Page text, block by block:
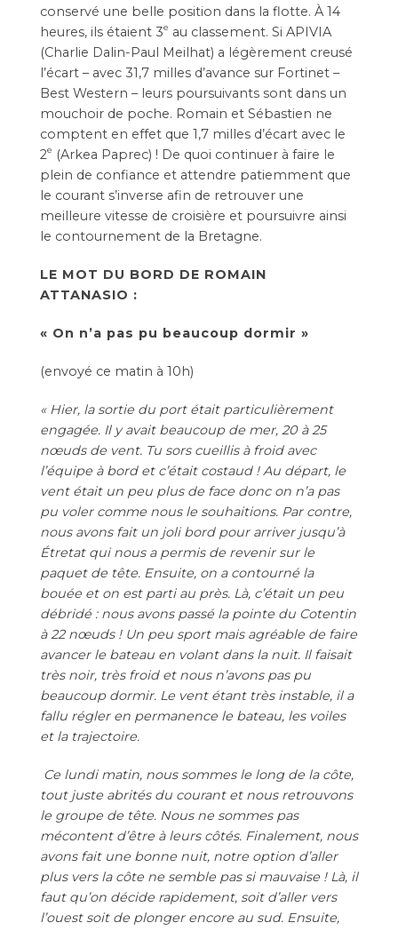
conservé une belle position dans la flotte. À 14
heures, ils étaient 3e au classement. Si APIVIA
(Charlie Dalin-Paul Meilhat) a légèrement creusé
l’écart – avec 31,7 milles d’avance sur Fortinet –
Best Western – leurs poursuivants sont dans un
mouchoir de poche. Romain et Sébastien ne
comptent en effet que 1,7 milles d’écart avec le
2e (Arkea Paprec) ! De quoi continuer à faire le
plein de confiance et attendre patiemment que
le courant s’inverse afin de retrouver une
meilleure vitesse de croisière et poursuivre ainsi
le contournement de la Bretagne.
LE MOT DU BORD DE ROMAIN
ATTANASIO :
« On n’a pas pu beaucoup dormir »
(envoyé ce matin à 10h)
« Hier, la sortie du port était particulièrement
engagée. Il y avait beaucoup de mer, 20 à 25
nœuds de vent. Tu sors cueillis à froid avec
l’équipe à bord et c’était costaud ! Au départ, le
vent était un peu plus de face donc on n’a pas
pu voler comme nous le souhaitions. Par contre,
nous avons fait un joli bord pour arriver jusqu’à
Étretat qui nous a permis de revenir sur le
paquet de tête. Ensuite, on a contourné la
bouée et on est parti au près. Là, c’était un peu
débridé : nous avons passé la pointe du Cotentin
à 22 nœuds ! Un peu sport mais agréable de faire
avancer le bateau en volant dans la nuit. Il faisait
très noir, très froid et nous n’avons pas pu
beaucoup dormir. Le vent étant très instable, il a
fallu régler en permanence le bateau, les voiles
et la trajectoire.
Ce lundi matin, nous sommes le long de la côte,
tout juste abrités du courant et nous retrouvons
le groupe de tête. Nous ne sommes pas
mécontent d’être à leurs côtés. Finalement, nous
avons fait une bonne nuit, notre option d’aller
plus vers la côte ne semble pas si mauvaise ! Là, il
faut qu’on décide rapidement, soit d’aller vers
l’ouest soit de plonger encore au sud. Ensuite,